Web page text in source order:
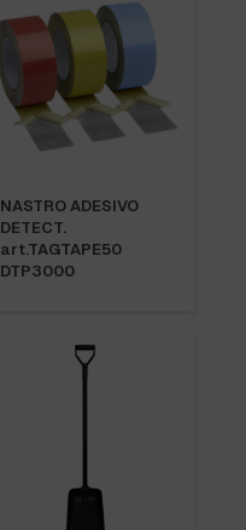
NASTRO ADESIVO
DETECT.
art.TAGTAPE50
DTP3000